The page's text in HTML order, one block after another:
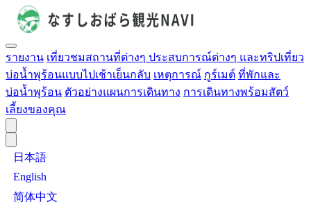
รายงาน เที่ยวชมสถานที่ต่างๆ ประสบการณ์ต่างๆ และทริปเที่ยว
บ่อน้ำพุร้อนแบบไปเช้าเย็นกลับ เหตุการณ์ กูร์เมต์ ที่พักและ
บ่อน้ำพุร้อน ตัวอย่างแผนการเดินทาง การเดินทางพร้อมสัตว์
เลี้ยงของคุณ
日本語
English
简体中文